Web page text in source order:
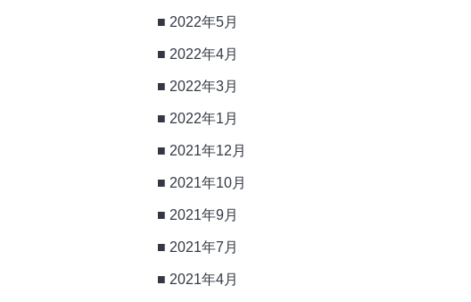
2022年5月
2022年4月
2022年3月
2022年1月
2021年12月
2021年10月
2021年9月
2021年7月
2021年4月